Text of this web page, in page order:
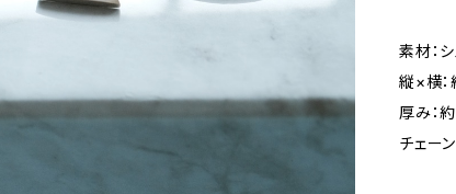
素材：
縦×横
厚み：
チェー